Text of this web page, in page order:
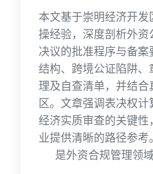
本文基于崇明经济开
操经验，深度剖析外
决议的批准程序与备
结构、跨境公证陷阱
理及自查清单，并结
区。文章强调表决权
经济实质审查的关键
业提供清晰的路径参考
是外资合规管理领